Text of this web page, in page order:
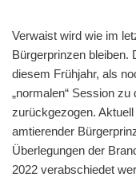
Verwaist wird wie im
Bürgerprinzen bleiben.
diesem Frühjahr, als
„normalen“ Session
zurückgezogen.
amtierender
Überlegungen der
2022 verabschiedet